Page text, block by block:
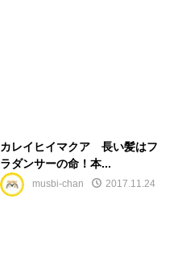
カレイヒイマクア 長い髪はフ
ラダンサーの命！本...
musbi-chan 2017.11.24